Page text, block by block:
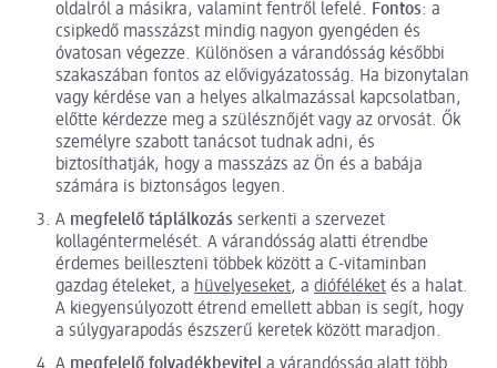
oldalról a másikra, valamint fentről lefelé. Fontos: a
csipkedő masszázst mindig nagyon gyengéden és
óvatosan végezze. Különösen a várandósság későbbi
szakaszában fontos az elővigyázatosság. Ha bizonytalan
vagy kérdése van a helyes alkalmazással kapcsolatban,
előtte kérdezze meg a szülésznőjét vagy az orvosát. Ők
személyre szabott tanácsot tudnak adni, és
biztosíthatják, hogy a masszázs az Ön és a babája
számára is biztonságos legyen.
A megfelelő táplálkozás serkenti a szervezet
kollagéntermelését. A várandósság alatti étrendbe
érdemes beilleszteni többek között a C-vitaminban
gazdag ételeket, a hüvelyeseket, a dióféléket és a halat.
A kiegyensúlyozott étrend emellett abban is segít, hogy
a súlygyarapodás észszerű keretek között maradjon.